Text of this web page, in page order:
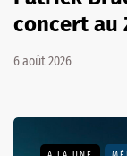
concert au
6 août 2026